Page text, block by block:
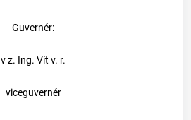
Guvernér:
v z. Ing. Vít v. r.
viceguvernér